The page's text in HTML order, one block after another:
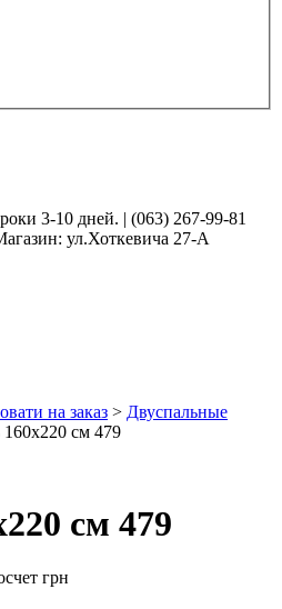
3-10 дней. | (063) 267-99-81
ул.Хоткевича 27-А
на заказ > Двуспальные
160х220 см 479
см 479
грн